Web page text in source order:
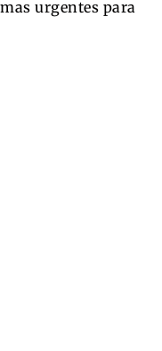
urgentes para